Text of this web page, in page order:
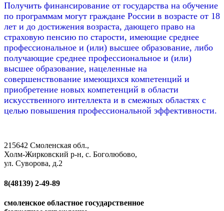
Получить финансирование от государства на обучение
по программам могут граждане России в возрасте от 18
лет и до достижения возраста, дающего право на
страховую пенсию по старости, имеющие среднее
профессиональное и (или) высшее образование, либо
получающие среднее профессиональное и (или)
высшее образование, нацеленные на
совершенствование имеющихся компетенций и
приобретение новых компетенций в области
искусственного интеллекта и в смежных областях с
целью повышения профессиональной эффективности.
215642 Смоленская обл.,
Холм-Жирковский р-н, с. Боголюбово,
ул. Суворова, д.2
8(48139) 2-49-89
смоленское областное государственное